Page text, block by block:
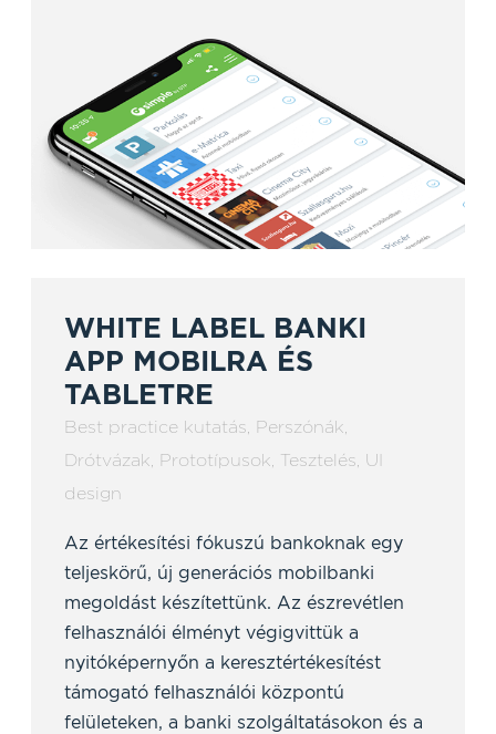
WHITE LABEL BANKI
APP MOBILRA ÉS
TABLETRE
Best practice kutatás Perszónák
Drótvázak Prototípusok Tesztelés UI
design
Az értékesítési fókuszú bankoknak egy
teljeskörű, új generációs mobilbanki
megoldást készítettünk. Az észrevétlen
felhasználói élményt végigvittük a
nyitóképernyőn a keresztértékesítést
támogató felhasználói központú
felületeken, a banki szolgáltatásokon és a